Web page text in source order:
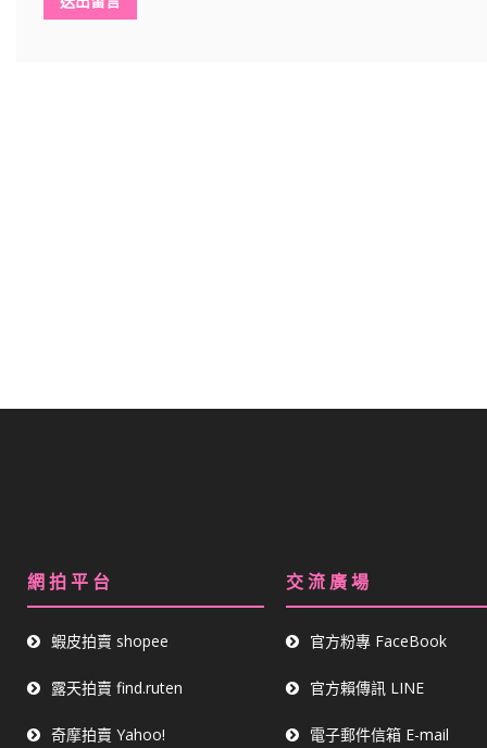
網 拍 平 台
蝦皮拍賣 shopee
露天拍賣 find.ruten
奇摩拍賣 Yahoo!
交 流 廣 場
官方粉專 FaceBook
官方賴傳訊 LINE
電子郵件信箱 E-mail